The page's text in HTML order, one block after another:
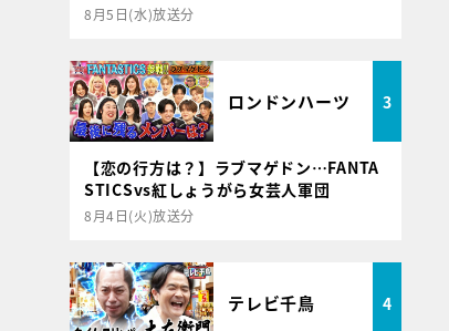
8月5日(水)放送分
ロンドンハーツ 3
【恋の行方は？】ラブマゲドン…FANTA
STICSvs紅しょうがら女芸人軍団
8月4日(火)放送分
テレビ千鳥 4